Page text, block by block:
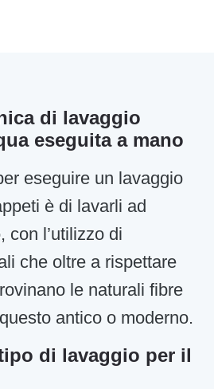
di lavaggio
eseguita a mano
eseguire un lavaggio
è di lavarli ad
con l’utilizzo di
che oltre a rispettare
le naturali fibre
antico o moderno.
di lavaggio per il